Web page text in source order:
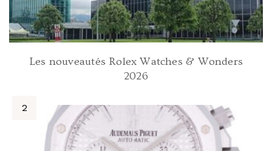
Les nouveautés Rolex Watches & Wonders
2026